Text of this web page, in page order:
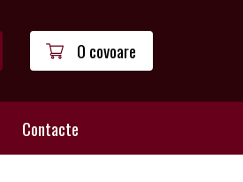
0 covoare
Contacte